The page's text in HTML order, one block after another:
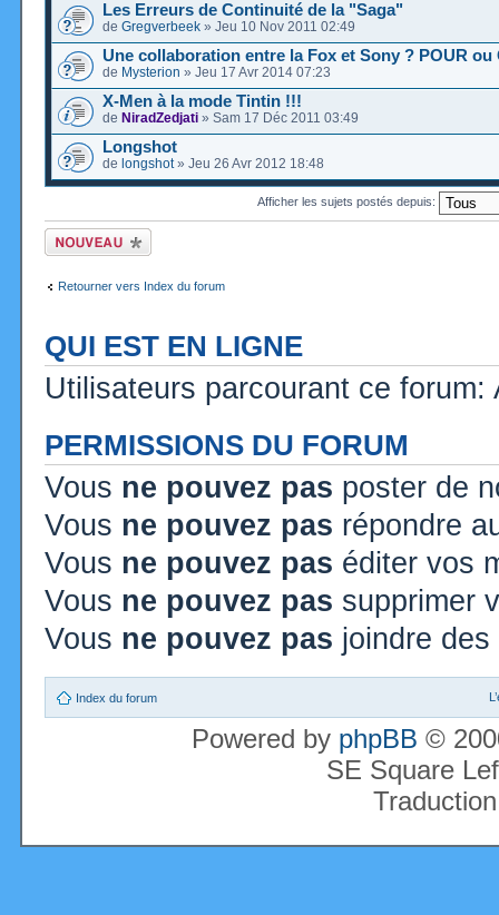
Les Erreurs de Continuité de la "Saga"
de Gregverbeek » Jeu 10 Nov 2011 02:49
Une collaboration entre la Fox et Sony ? POUR ou
de Mysterion » Jeu 17 Avr 2014 07:23
X-Men à la mode Tintin !!!
de NiradZedjati » Sam 17 Déc 2011 03:49
Longshot
de longshot» Jeu 26 Avr 2012 18:48
Afficher les sujets postés depuis:
Ecrire un nouveau
sujet
Retourner vers Index du forum
QUI EST EN LIGNE
Utilisateurs parcourant ce
PERMISSIONS DU FORUM
Vous ne pouvez pas poster de
Vous ne pouvez pas répondre
Vous ne pouvez pas éditer vos
Vous ne pouvez pas supprimer
Vous ne pouvez pas joindre
Index du forum
Powered by phpBB ©
SE Square